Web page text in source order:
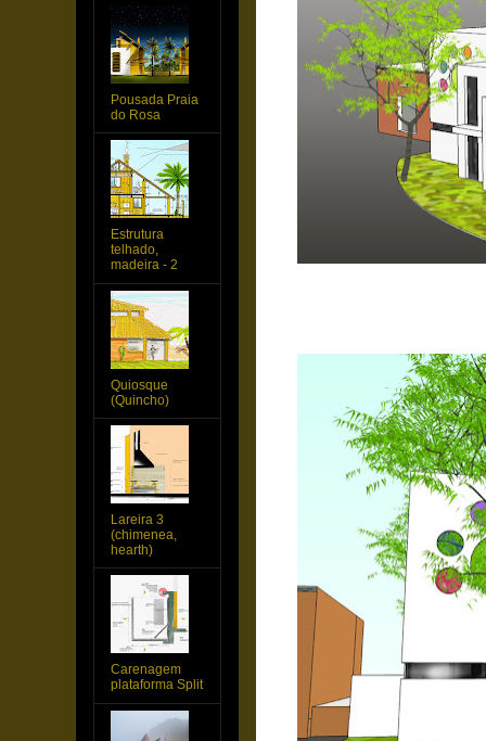
Pousada Praia
do Rosa
Estrutura
telhado,
madeira - 2
Quiosque
(Quincho)
Lareira 3
(chimenea,
hearth)
Carenagem
plataforma Split